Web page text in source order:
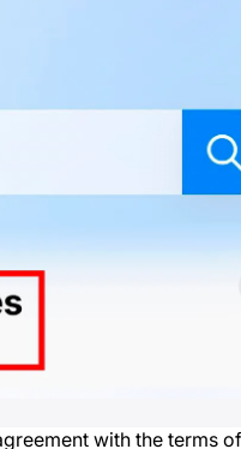
with the terms